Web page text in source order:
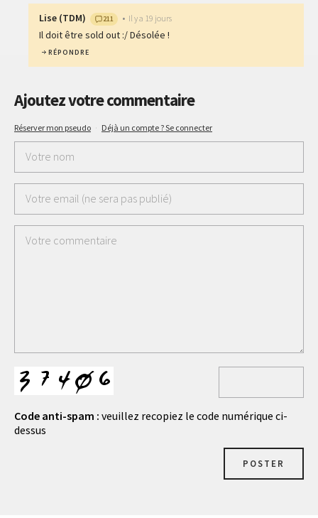
Lise (TDM) 211 • Il y a 19 jours
Il doit être sold out :/ Désolée !
RÉPONDRE
Ajoutez votre commentaire
Réserver mon pseudo · Déjà un compte ? Se connecter
Code anti-spam : veuillez recopiez le code numérique ci-
dessus
POSTER